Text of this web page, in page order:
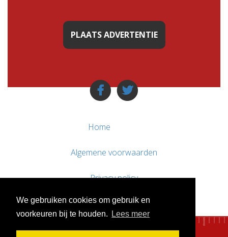
We gebruiken cookies om gebruik en
voorkeuren bij te houden.
Lees meer
PLAATS ADVERTENTIE
Home
Algemene voorwaarden
Privacy policy
Contact / Support